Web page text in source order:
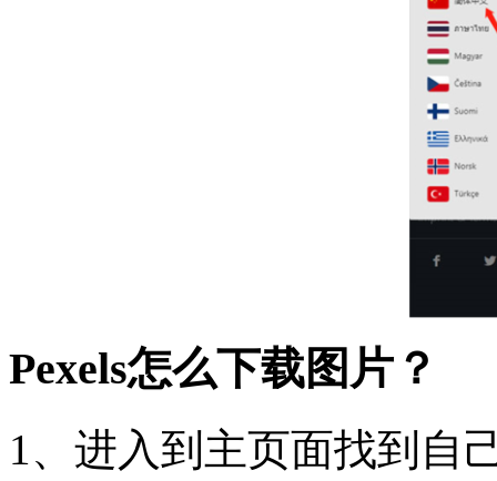
Pexels怎么下载图片？
1、进入到主页面找到自